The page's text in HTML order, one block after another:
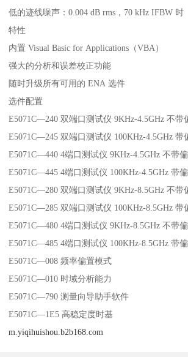
低的迹线噪声：0.004 dB rms，70 kHz IFBW 时
特性
内置 Visual Basic for Applications（VBA）
强大的分析和误差校正功能
随时升级所有可用的 ENA 选件
选件配置
E5071C—240 双端口测试仪 9KHz-4.5GHz 不带
E5071C—245 双端口测试仪 100KHz-4.5GHz 带
E5071C—440 4端口测试仪 9KHz-4.5GHz 不带
E5071C—445 4端口测试仪 100KHz-4.5GHz 带
E5071C—280 双端口测试仪 9KHz-8.5GHz 不带
E5071C—285 双端口测试仪 100KHz-8.5GHz 带
E5071C—480 4端口测试仪 9KHz-8.5GHz 不带
E5071C—485 4端口测试仪 100KHz-8.5GHz 带
E5071C—008 频率偏置模式
E5071C—010 时域分析能力
E5071C—790 测量向导助手软件
E5071C—1E5 高稳定度时基
m.yiqihuishou.b2b168.com